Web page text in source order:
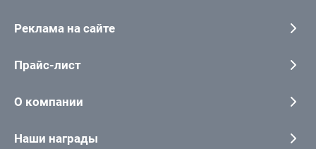
Реклама на сайте
Прайс-лист
О компании
Наши награды